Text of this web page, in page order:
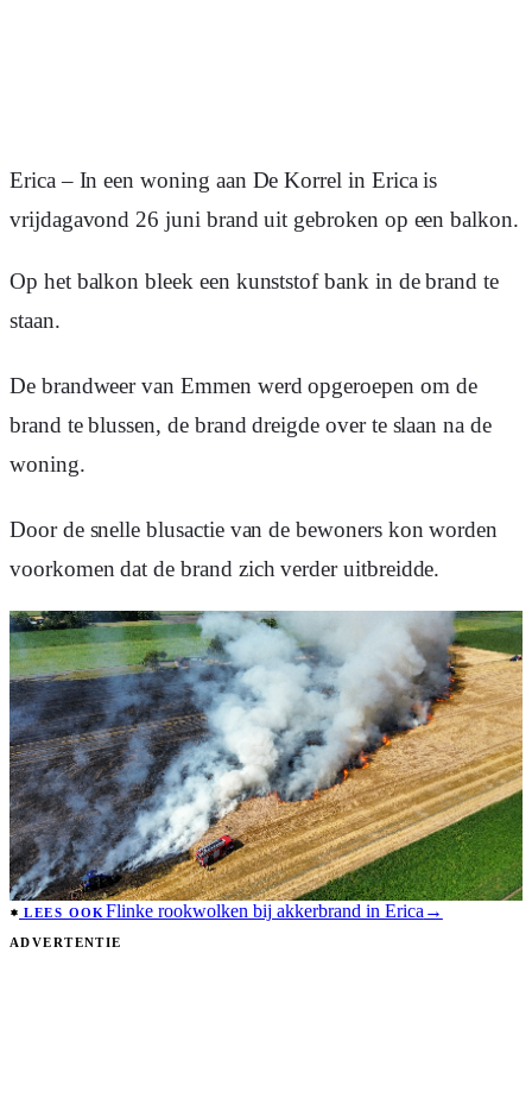
Erica – In een woning aan De Korrel in Erica is
vrijdagavond 26 juni brand uit gebroken op een balkon.
Op het balkon bleek een kunststof bank in de brand te
staan.
De brandweer van Emmen werd opgeroepen om de
brand te blussen, de brand dreigde over te slaan na de
woning.
Door de snelle blusactie van de bewoners kon worden
voorkomen dat de brand zich verder uitbreidde.
LEES OOK Flinke rookwolken bij akkerbrand in Erica →
ADVERTENTIE